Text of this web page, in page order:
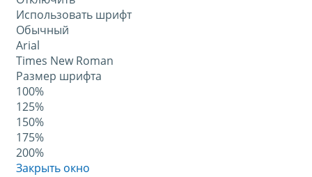
Использовать шрифт
Обычный
Arial
Times New Roman
Размер шрифта
100%
125%
150%
175%
200%
Закрыть окно